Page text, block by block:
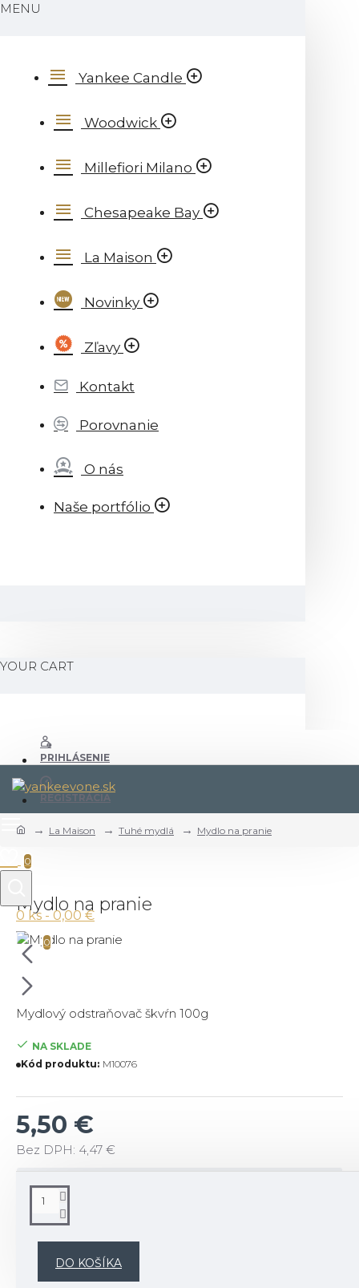
MENU
Yankee Candle
Woodwick
Millefiori Milano
Chesapeake Bay
La Maison
Novinky
Zľavy
Kontakt
Porovnanie
O nás
Naše portfólio
YOUR CART
PRIHLÁSENIE
REGISTRÁCIA
0
0 ks - 0,00 €
0
La Maison Tuhé mydlá Mydlo na pranie
Mydlo na pranie
Mydlový odstraňovač škvŕn 100g
5,50 €
Bez DPH: 4,47 €
NA SKLADE
Kód produktu: M10076
DO KOŠÍKA
Objavte naše mydlo na odstraňovanie škvŕn, ktoré
obsahuje 99 % zložiek prírodného pôvodu a je